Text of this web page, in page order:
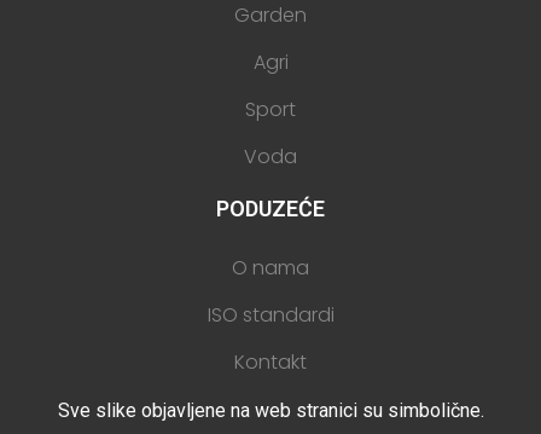
Garden
Agri
Sport
Voda
PODUZEĆE
O nama
ISO standardi
Kontakt
Sve slike objavljene na web stranici su simbolične.